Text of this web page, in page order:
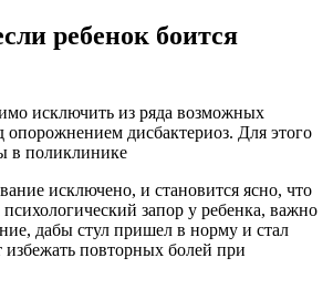
ребенок боится
исключить из ряда возможных
опорожнением дисбактериоз. Для этого
в поликлинике
исключено, и становится ясно, что
запор у ребенка, важно
дабы стул пришел в норму и стал
избежать повторных болей при